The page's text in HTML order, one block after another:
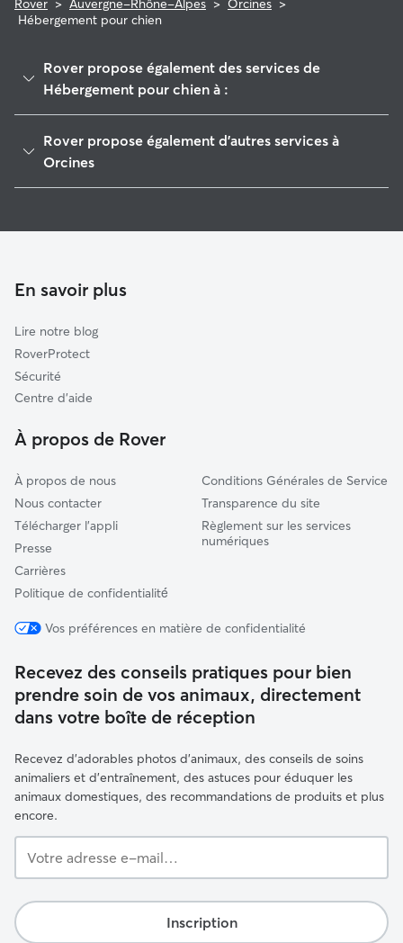
Rover > Auvergne-Rhône-Alpes > Orcines >
Hébergement pour chien
Rover propose également des services de
Hébergement pour chien à :
Chamalières
Cébazat
Les Martres-de-Veyre
Cournon-d'Auvergne
Châtel-Guyon
Pont-du-Château
Rover propose également d'autres services à
Orcines
Promeneur de Chien à Orcines
En savoir plus
Lire notre blog
RoverProtect
Sécurité
Centre d'aide
À propos de Rover
À propos de nous
Nous contacter
Télécharger l'appli
Presse
Carrières
Politique de confidentialité́
Conditions Générales de Service
Transparence du site
Règlement sur les services
numériques
Vos préférences en matière de confidentialité
Recevez des conseils pratiques pour bien
prendre soin de vos animaux, directement
dans votre boîte de réception
Recevez d'adorables photos d'animaux, des conseils de soins
animaliers et d'entraînement, des astuces pour éduquer les
animaux domestiques, des recommandations de produits et plus
encore.
adresse
mail…
Inscription